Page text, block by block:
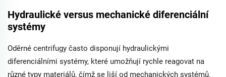
Hydraulické versus mechanické diferenciální
systémy
Oděrné centrifugy často disponují hydraulickými
diferenciálními systémy, které umožňují rychle reagovat na
různé typy materiálů, čímž se liší od mechanických systémů.